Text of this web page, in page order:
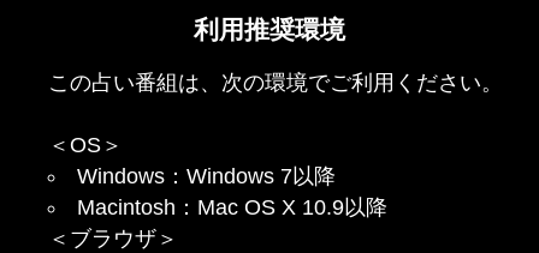
利用推奨環境
この占い番組は、次の環境でご利用ください。
＜OS＞
Windows：Windows 7以降
Macintosh：Mac OS X 10.9以降
＜ブラウザ＞